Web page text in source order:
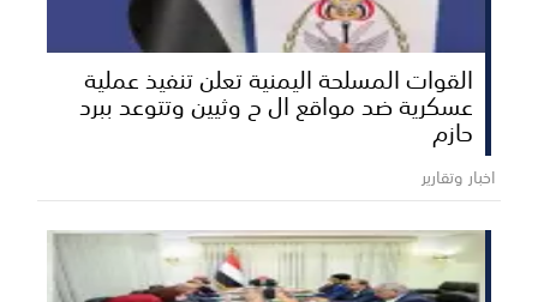
القوات المسلحة اليمنية تعلن تنفيذ عملية
عسكرية ضد مواقع ال ح وثيين وتتوعد ببرد
حازم
اخبار وتقارير